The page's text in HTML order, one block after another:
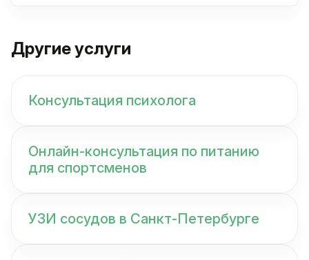
Другие услуги
Консультация психолога
Онлайн-консультация по питанию
для спортсменов
УЗИ сосудов в Санкт-Петербурге